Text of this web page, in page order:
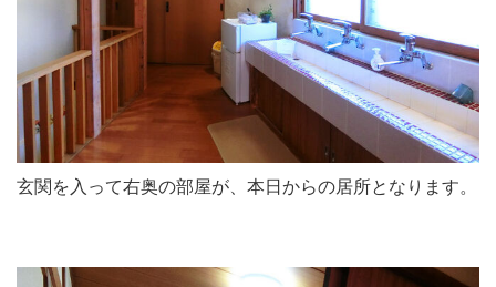
玄関を入って右奥の部屋が、本日からの居所となります。